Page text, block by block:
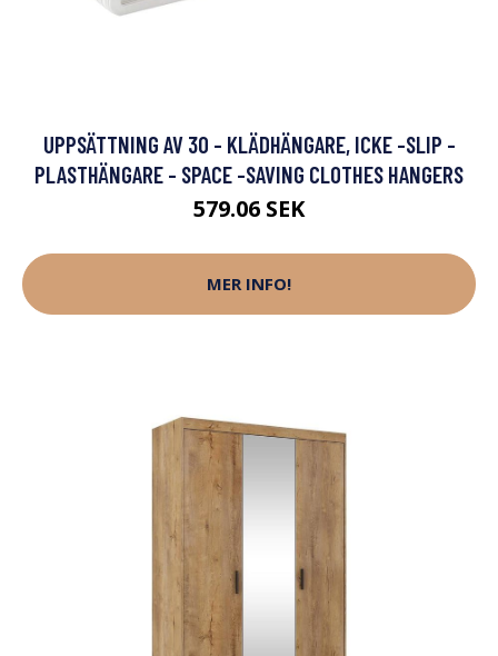
UPPSÄTTNING AV 30 - KLÄDHÄNGARE, ICKE -SLIP -
PLASTHÄNGARE - SPACE -SAVING CLOTHES HANGERS
579.06 SEK
MER INFO!